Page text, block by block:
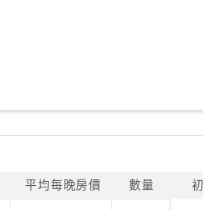
平均每晚房價 數量